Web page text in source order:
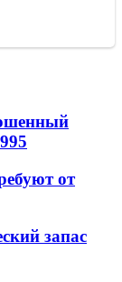
от
запас